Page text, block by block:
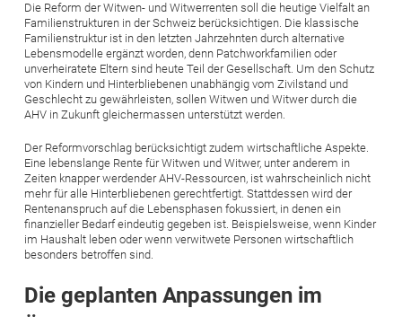
Die Reform der Witwen- und Witwerrenten soll die heutige Vielfalt an
Familienstrukturen in der Schweiz berücksichtigen. Die klassische
Familienstruktur ist in den letzten Jahrzehnten durch alternative
Lebensmodelle ergänzt worden, denn Patchworkfamilien oder
unverheiratete Eltern sind heute Teil der Gesellschaft. Um den Schutz
von Kindern und Hinterbliebenen unabhängig vom Zivilstand und
Geschlecht zu gewährleisten, sollen Witwen und Witwer durch die
AHV in Zukunft gleichermassen unterstützt werden.
Der Reformvorschlag berücksichtigt zudem wirtschaftliche Aspekte.
Eine lebenslange Rente für Witwen und Witwer, unter anderem in
Zeiten knapper werdender AHV-Ressourcen, ist wahrscheinlich nicht
mehr für alle Hinterbliebenen gerechtfertigt. Stattdessen wird der
Rentenanspruch auf die Lebensphasen fokussiert, in denen ein
finanzieller Bedarf eindeutig gegeben ist. Beispielsweise, wenn Kinder
im Haushalt leben oder wenn verwitwete Personen wirtschaftlich
besonders betroffen sind.
Die geplanten Anpassungen im